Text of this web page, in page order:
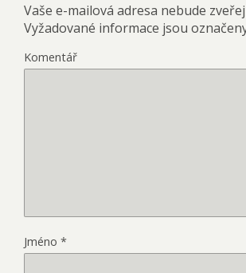
Vaše e-mailová adresa nebude
Vyžadované informace jsou
Komentář
Jméno *